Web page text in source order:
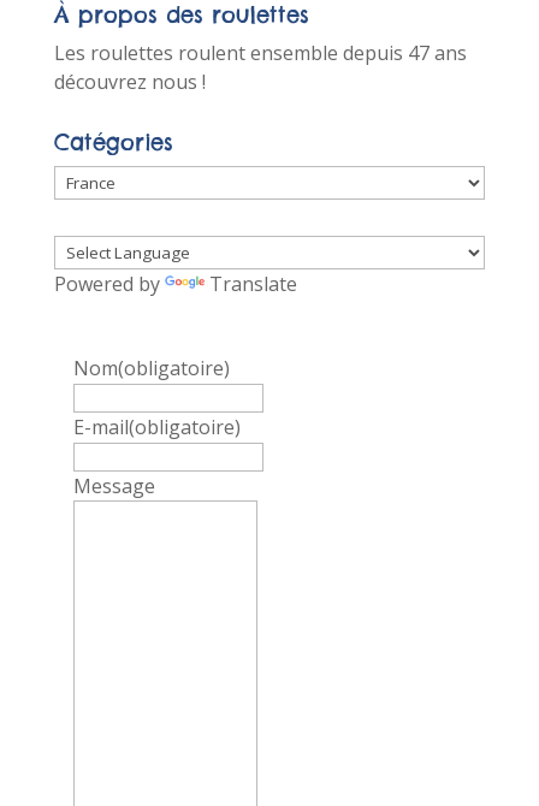
À propos des roulettes
Les roulettes roulent ensemble depuis 47 ans
découvrez nous !
Catégories
Catégories
Powered by Translate
Nom(obligatoire)
E-mail(obligatoire)
Message